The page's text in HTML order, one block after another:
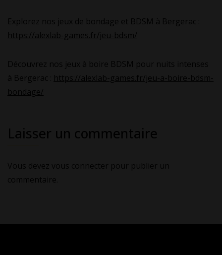
Explorez nos jeux de bondage et BDSM à Bergerac :
https://alexlab-games.fr/jeu-bdsm/
Découvrez nos jeux à boire BDSM pour nuits intenses
à Bergerac : https://alexlab-games.fr/jeu-a-boire-bdsm-
bondage/
Laisser un commentaire
Vous devez vous connecter pour publier un
commentaire.